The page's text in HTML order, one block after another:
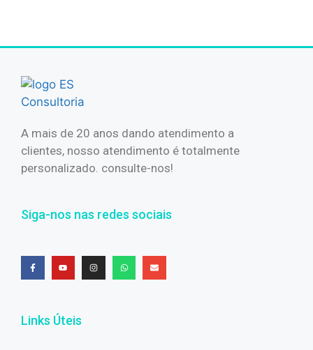
A mais de 20 anos dando atendimento a
clientes, nosso atendimento é totalmente
personalizado. consulte-nos!
Siga-nos nas redes sociais
Links Úteis